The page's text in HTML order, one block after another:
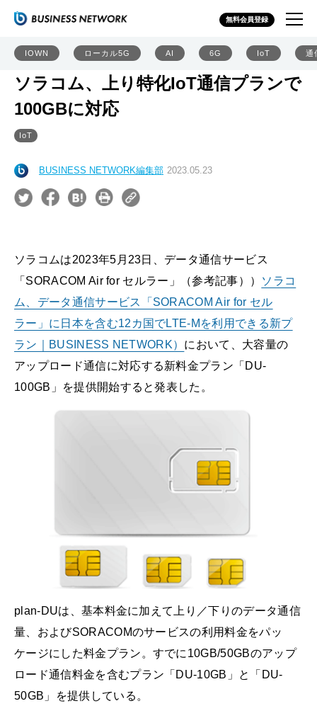
無料会員登録
IOWN ローカル5G AI 6G IoT 通
ソラコム、上り特化IoT通信プランで
100GBに対応
IoT
BUSINESS NETWORK編集部 2023.05.23
ソラコムは2023年5月23日、データ通信サービス
「SORACOM Air for セルラー」（参考記事））
ソラコ
ム、データ通信サービス「SORACOM Air for セル
ラー」に日本を含む12カ国でLTE-Mを利用できる新プ
ラン｜BUSINESS NETWORK） において、大容量の
アップロード通信に対応する新料金プラン「DU-
100GB」を提供開始すると発表した。
plan-DUは、基本料金に加えて上り／下りのデータ通信
量、およびSORACOMのサービスの利用料金をパッ
ケージにした料金プラン。すでに10GB/50GBのアップ
ロード通信料金を含むプラン「DU-10GB」と「DU-
50GB」を提供している。